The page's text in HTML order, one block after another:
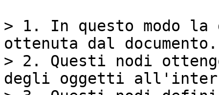
> 1. In questo modo
ottenuta dal documento.
> 2. Questi nodi
degli oggetti